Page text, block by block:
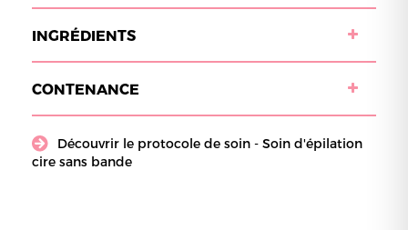
INGRÉDIENTS
CONTENANCE
Découvrir le protocole de soin - Soin d'épilation
cire sans bande